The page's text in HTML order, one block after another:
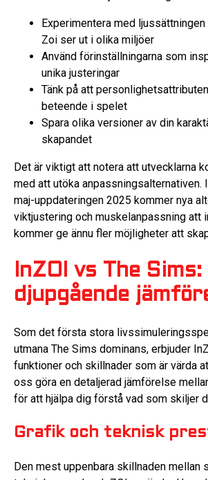
Experimentera med
Zoi ser ut i olika miljöer
Använd förinställningarna som
unika justeringar
Tänk på att
beteende i spelet
Spara olika versioner av din
skapandet
Det är viktigt att notera att utvecklarna
med att utöka anpassningsalternativen.
maj-uppdateringen 2025 kommer nya
viktjustering och muskelanpassning att
kommer ge ännu fler möjligheter att
InZOI vs The Sims:
djupgående
Som det första stora
utmana The Sims dominans, erbjuder
funktioner och skillnader som är värda
oss göra en detaljerad jämförelse
för att hjälpa dig förstå vad som skiljer
Grafik och teknisk
Den mest uppenbara skillnaden mellan